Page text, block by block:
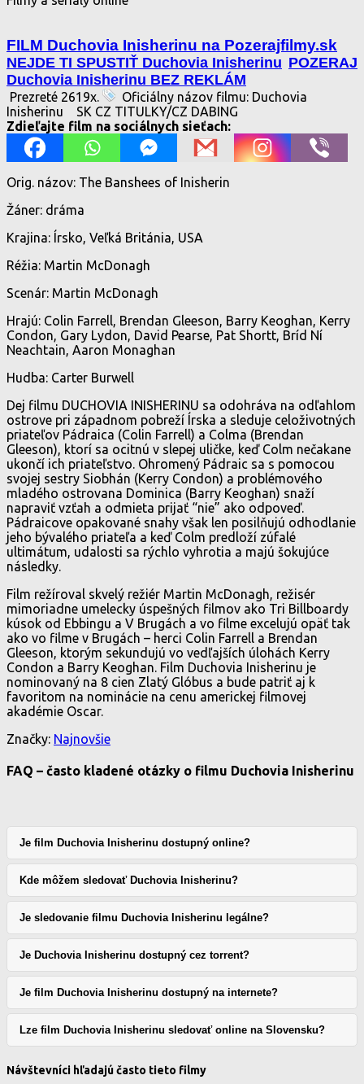
FILM Duchovia Inisherinu na Pozerajfilmy.sk
NEJDE TI SPUSTIŤ Duchovia Inisherinu POZERAJ
Duchovia Inisherinu BEZ REKLÁM
Prezreté 2619x.
Oficiálny názov filmu: Duchovia
Inisherinu
SK CZ TITULKY/CZ DABING
Zdieľajte film na sociálnych sieťach:
Orig. názov: The Banshees of Inisherin
Žáner: dráma
Krajina: Írsko, Veľká Británia, USA
Réžia: Martin McDonagh
Scenár: Martin McDonagh
Hrajú: Colin Farrell, Brendan Gleeson, Barry Keoghan, Kerry
Condon, Gary Lydon, David Pearse, Pat Shortt, Bríd Ní
Neachtain, Aaron Monaghan
Hudba: Carter Burwell
Dej filmu DUCHOVIA INISHERINU sa odohráva na odľahlom
ostrove pri západnom pobreží Írska a sleduje celoživotných
priateľov Pádraica (Colin Farrell) a Colma (Brendan
Gleeson), ktorí sa ocitnú v slepej uličke, keď Colm nečakane
ukončí ich priateľstvo. Ohromený Pádraic sa s pomocou
svojej sestry Siobhán (Kerry Condon) a problémového
mladého ostrovana Dominica (Barry Keoghan) snaží
napraviť vzťah a odmieta prijať “nie” ako odpoveď.
Pádraicove opakované snahy však len posilňujú odhodlanie
jeho bývalého priateľa a keď Colm predloží zúfalé
ultimátum, udalosti sa rýchlo vyhrotia a majú šokujúce
následky.
Film režíroval skvelý režiér Martin McDonagh, režisér
mimoriadne umelecky úspešných filmov ako Tri Billboardy
kúsok od Ebbingu a V Brugách a vo filme excelujú opäť tak
ako vo filme v Brugách – herci Colin Farrell a Brendan
Gleeson, ktorým sekundujú vo vedľajších úlohách Kerry
Condon a Barry Keoghan. Film Duchovia Inisherinu je
nominovaný na 8 cien Zlatý Glóbus a bude patriť aj k
favoritom na nominácie na cenu americkej filmovej
akadémie Oscar.
Značky: Najnovšie
FAQ – často kladené otázky o filmu Duchovia Inisherinu
Je film Duchovia Inisherinu dostupný online?
Kde môžem sledovať Duchovia Inisherinu?
Je sledovanie filmu Duchovia Inisherinu legálne?
Je Duchovia Inisherinu dostupný cez torrent?
Je film Duchovia Inisherinu dostupný na internete?
Lze film Duchovia Inisherinu sledovať online na Slovensku?
Návštevníci hľadajú často tieto filmy